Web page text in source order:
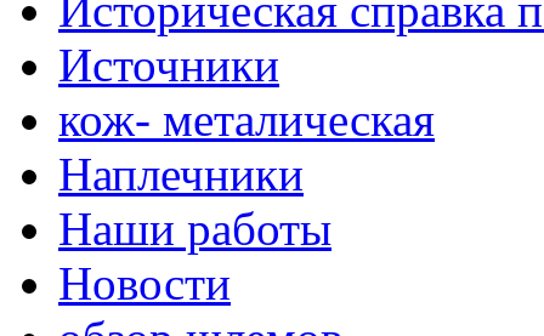
Историческая справка
Источники
кож- металическая
Наплечники
Наши работы
Новости